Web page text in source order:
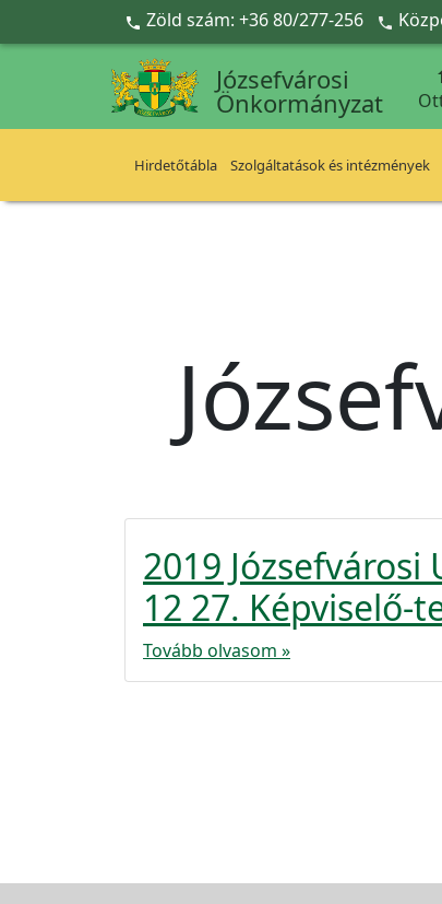
Ugrás a fő tartalomra
 Zöld szám: +36 80/277-256 
Józsefvárosi
Önkormányzat
Hirdetőtábla Szolgáltatások és intézmények
2019
12 27. Képviselő-
Tovább olvasom »